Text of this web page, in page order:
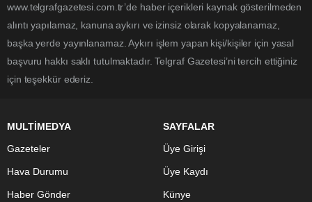
www.telgrafgazetesi.com.tr’de haber içerikleri kaynak gösterilmeden
alıntı yapılamaz, kanuna aykırı ve izinsiz olarak kopyalanamaz,
başka yerde yayınlanamaz. Aykırı işlem yapan kişi/kişiler için yasal
başvuru hakkı saklı tutulmaktadır. Telgraf Gazetesi’ni tercih ettiğiniz
için teşekkür ederiz.
MULTİMEDYA
Gazeteler
Hava Durumu
Haber Gönder
SAYFALAR
Üye Girişi
Üye Kaydı
Künye